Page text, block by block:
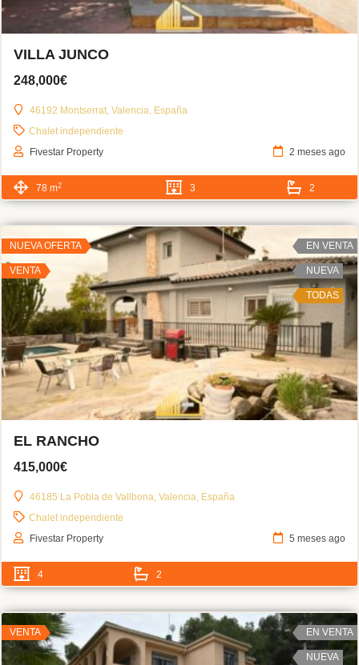
VILLA JUNCO
248,000€
46192 Montserrat, Valencia, España
Chalet independiente
Fivestar Property
2 meses ago
78 m2 3 2
NUEVA OFERTA
VENTA
EN VENTA
NUEVA
TODAS
EL RANCHO
415,000€
46185 La Pobla de Vallbona, Valencia, España
Chalet independiente
Fivestar Property
5 meses ago
4 2
VENTA EN VENTA
NUEVA